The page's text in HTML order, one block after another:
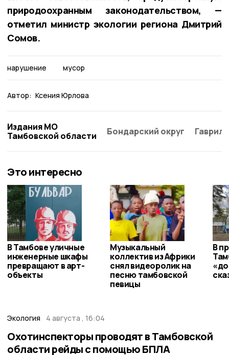
природоохранным законодательством, —
отметил министр экологии региона Дмитрий
Сомов.
нарушение мусор
Автор: Ксения Юрлова
Издания МО
Тамбовской области
Бондарский округ
Это интересно
В Тамбове уличные
инженерные шкафы
превращают в арт-
объекты
Музыкальный
коллектив из Африки
снял видеоролик на
песню тамбовской
певицы
В
Экология 4 августа , 16:04
Охотинспекторы проводят в Тамбовской
области рейды с помощью БПЛА